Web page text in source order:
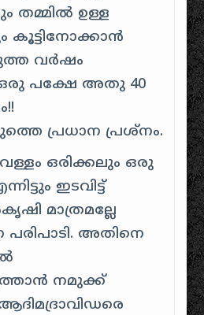
തമ്മിൽ ഉള്ള
കൂട്ടിനോക്കാൻ
വർഷം
പക്ഷേ അതു 40
പ്രധാന പ്രശ്നം.
ഒരിക്കലും ഒരു
ഇടവിട്ട്
മാത്രമല്ലേ
പരിപാടി. അതിനെ
നമുക്ക്
ആദിമദ്രാവിഡരെ